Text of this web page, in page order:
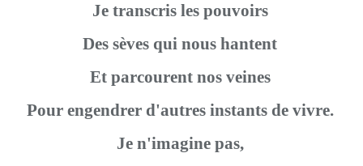
Je transcris les pouvoirs
Des sèves qui nous hantent
Et parcourent nos veines
Pour engendrer d'autres instants de vivre.
Je n'imagine pas,